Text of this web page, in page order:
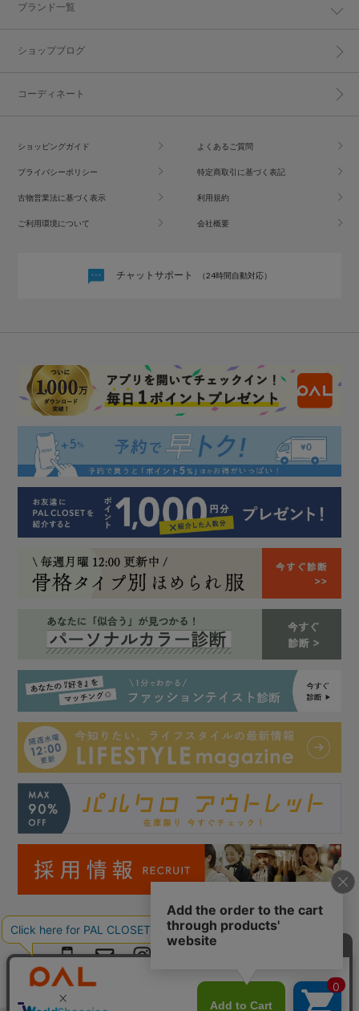
ブランド一覧
ショップブログ
コーディネート
ショッピングガイド よくあるご質問
プライバシーポリシー 特定商取引に基づく表記
古物営業法に基づく表示 利用規約
ご利用環境について 会社概要
チャットサポート （24時間自動対応）